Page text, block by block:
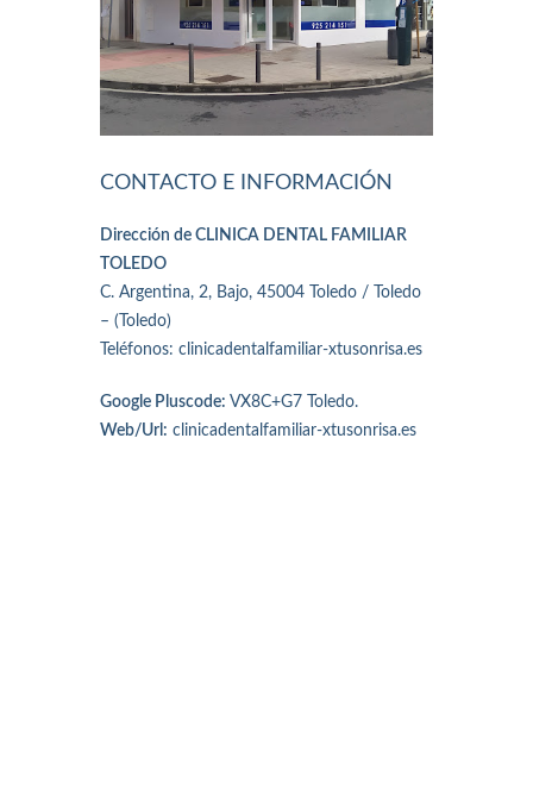
CONTACTO E INFORMACIÓN
Dirección de CLINICA DENTAL FAMILIAR
TOLEDO
C. Argentina, 2, Bajo, 45004 Toledo / Toledo
– (Toledo)
Teléfonos: clinicadentalfamiliar-xtusonrisa.es
Google Pluscode: VX8C+G7 Toledo.
Web/Url: clinicadentalfamiliar-xtusonrisa.es